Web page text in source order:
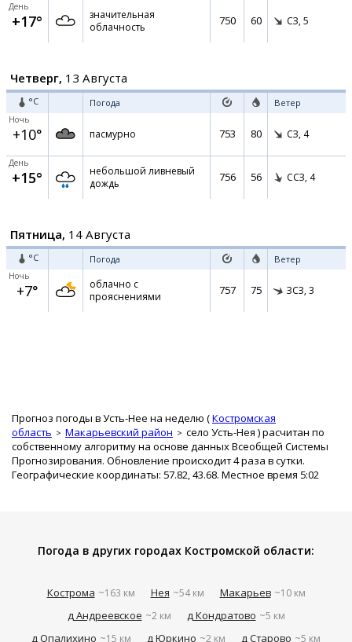
День
+17°
значительная
облачность
750 60 СЗ, 5
Четверг, 13 Августа
°C Погода Ветер
Ночь
+10° пасмурно 753 80 СЗ, 4
День
+15°
небольшой ливневый
дождь
756 56 ССЗ, 4
Пятница, 14 Августа
°C Погода Ветер
Ночь
+7°
облачно с
прояснениями
757 75 ЗСЗ, 3
Прогноз погоды в Усть-Нее на неделю (Костромская
область
Макарьевский район село Усть-Нея ) расчитан по
собственному алгоритму на основе данных Всеобщей Системы
Прогнозирования. Обновление происходит 4 раза в сутки.
Географические координаты: 57.82, 43.68. Местное время 5:02
Погода в других городах Костромской области:
Кострома ~163 км Нея ~54 км Макарьев ~10 км
д Андреевское ~2 км д Кондратово ~5 км
д Опалихино ~15 км д Юркино ~2 км д Старово ~5 км